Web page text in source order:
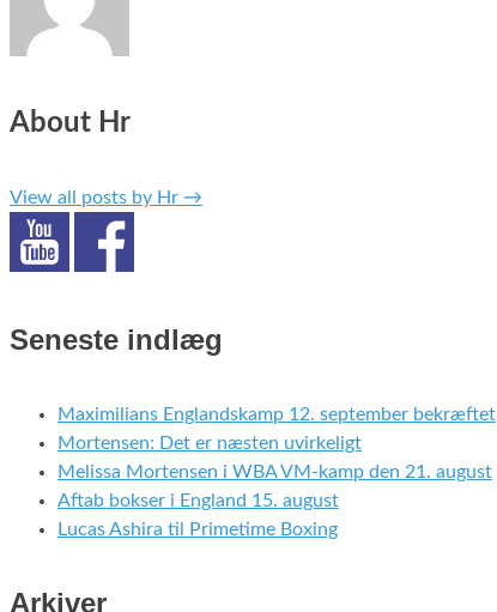
About Hr
View all posts by Hr →
Seneste indlæg
Maximilians Englandskamp 12. september bekræftet
Mortensen: Det er næsten uvirkeligt
Melissa Mortensen i WBA VM-kamp den 21. august
Aftab bokser i England 15. august
Lucas Ashira til Primetime Boxing
Arkiver